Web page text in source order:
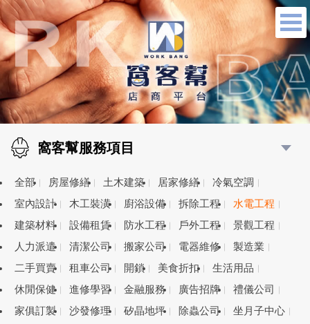
窩客幫服務項目
全部 房屋修繕 土木建築 居家修繕
冷氣空調
室內設計
木工裝潢 廚浴設備 拆除工程
水電工程
建築材料
設備租賃 防水工程 戶外工程
景觀工程
人力派遣
清潔公司 搬家公司 電器維修
製造業
二手買賣
租車公司 開鎖 美食折扣
生活用品
休閒保健
進修學習 金融服務 廣告招牌
禮儀公司
家俱訂製
沙發修理 矽晶地坪 除蟲公司
坐月子中心